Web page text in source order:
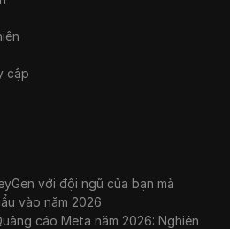
cập
với đội ngũ của bạn mà
vào năm 2026
cáo Meta năm 2026: Nghiên